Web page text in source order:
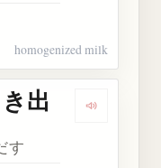
homogenized milk
Dengarkan
出
す